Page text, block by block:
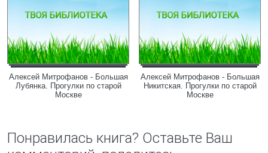
Алексей Митрофанов - Большая
Лубянка. Прогулки по старой
Москве
Алексей Митрофанов - Большая
Никитская. Прогулки по старой
Москве
Понравилась книга? Оставьте Ваш